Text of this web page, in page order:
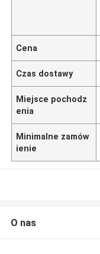
Cena
Czas dostawy
Miejsce pochodz
enia
Minimalne zamów
ienie
O nas